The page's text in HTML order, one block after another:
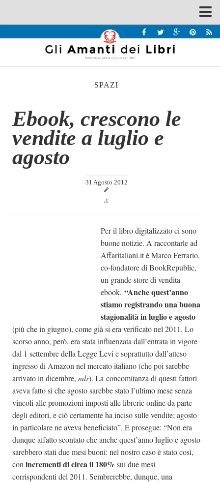
Recensioni
Interviste & Incontri
Chi siamo
Contatti
Eventi
Partnership
Giallo Stresa
Premio Chiara
Tabù Festival 2014
A Tutto Volume
Salone di Torino
Marketing
SPAZI
Ebook, crescono le
vendite a luglio e
agosto
31 Agosto 2012
di
Per il libro digitalizzato ci sono
buone notizie. A raccontarle ad
Affaritaliani.it è Marco Ferrario,
co-fondatore di BookRepublic,
un grande store di vendita
ebook. “Anche quest’anno
stiamo registrando una buona
stagionalità in luglio e agosto
(più che in giugno), come già si era verificato nel 2011. Lo
scorso anno, però, era stata influenzata dall’entrata in vigore
dal 1 settembre della Legge Levi e soprattutto dall’atteso
ingresso di Amazon nel mercato italiano (che poi sarebbe
arrivato in dicembre, ndr). La concomitanza di questi fattori
aveva fatto sì che agosto sarebbe stato l’ultimo mese senza
vincoli alle promozioni imposti alle librerie online da parte
degli editori, e ciò certamente ha inciso sulle vendite; agosto
in particolare ne aveva beneficiato”. E prosegue: “Non era
dunque affatto scontato che anche quest’anno luglio e agosto
sarebbero stati due mesi buoni: nel nostro caso è stato così,
con incrementi di circa il 180% sui due mesi
corrispondenti del 2011. Sembrerebbe, dunque, una